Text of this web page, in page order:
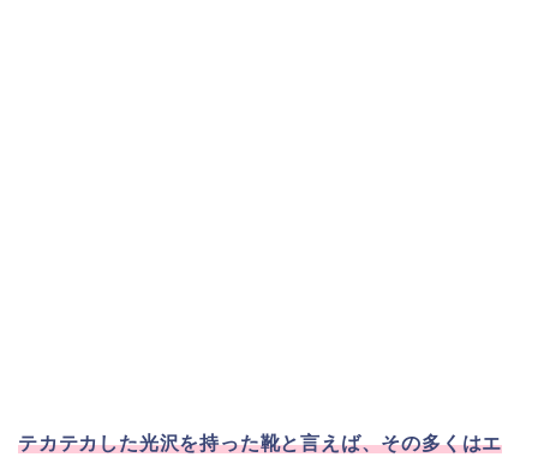
テカテカした光沢を持った靴と言えば、その多くはエ